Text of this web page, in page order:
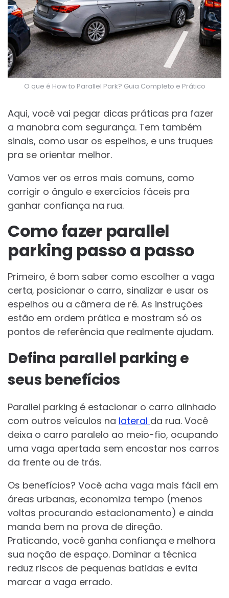
O que é How to Parallel Park? Guia Completo e Prático
Aqui, você vai pegar dicas práticas pra fazer
a manobra com segurança. Tem também
sinais, como usar os espelhos, e uns truques
pra se orientar melhor.
Vamos ver os erros mais comuns, como
corrigir o ângulo e exercícios fáceis pra
ganhar confiança na rua.
Como fazer parallel
parking passo a passo
Primeiro, é bom saber como escolher a vaga
certa, posicionar o carro, sinalizar e usar os
espelhos ou a câmera de ré. As instruções
estão em ordem prática e mostram só os
pontos de referência que realmente ajudam.
Defina parallel parking e
seus benefícios
Parallel parking é estacionar o carro alinhado
com outros veículos na lateral da rua. Você
deixa o carro paralelo ao meio-fio, ocupando
uma vaga apertada sem encostar nos carros
da frente ou de trás.
Os benefícios? Você acha vaga mais fácil em
áreas urbanas, economiza tempo (menos
voltas procurando estacionamento) e ainda
manda bem na prova de direção.
Praticando, você ganha confiança e melhora
sua noção de espaço. Dominar a técnica
reduz riscos de pequenas batidas e evita
marcar a vaga errado.